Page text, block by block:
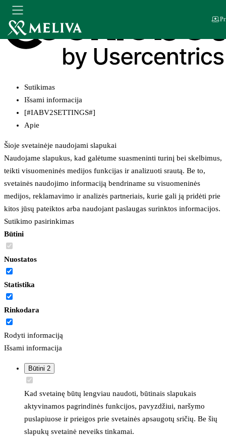
Sutikimas
Išsami informacija
[#IABV2SETTINGS#]
Apie
Šioje svetainėje naudojami slapukai
Naudojame slapukus, kad galėtume suasmeninti turinį bei skelbimus,
teikti visuomeninės medijos funkcijas ir analizuoti srautą. Be to,
svetainės naudojimo informaciją bendriname su visuomeninės
medijos, reklamavimo ir analizės partneriais, kurie gali ją pridėti prie
kitos jūsų pateiktos arba naudojant paslaugas surinktos informacijos.
Sutikimo pasirinkimas
Būtini
Nuostatos
Statistika
Rinkodara
Rodyti informaciją
Išsami informacija
Būtini 2
Kad svetainę būtų lengviau naudoti, būtinais slapukais
aktyvinamos pagrindinės funkcijos, pavyzdžiui, naršymo
puslapiuose ir prieigos prie svetainės apsaugotų sričių. Be šių
slapukų svetainė neveiks tinkamai.